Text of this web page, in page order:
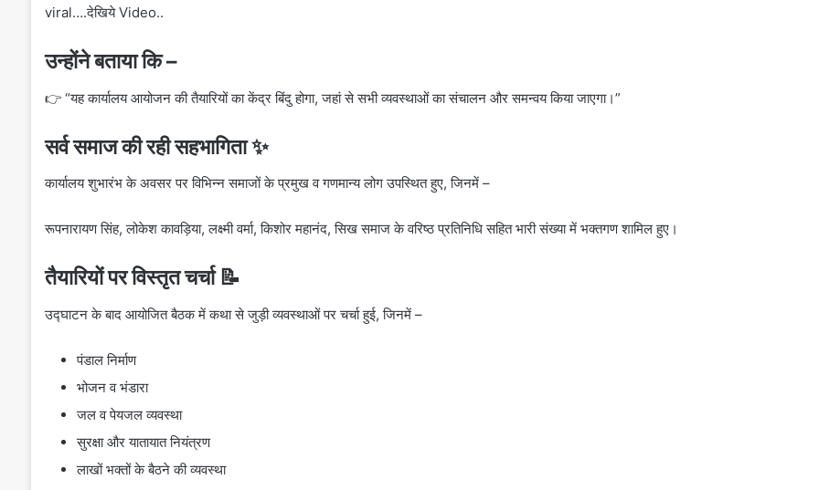
viral….देखिये Video..
उन्होंने बताया कि –
👉 “यह कार्यालय आयोजन की तैयारियों का केंद्र बिंदु होगा, जहां से सभी व्यवस्थाओं का संचालन और समन्वय किया जाएगा।”
सर्व समाज की रही सहभागिता ✨
कार्यालय शुभारंभ के अवसर पर विभिन्न समाजों के प्रमुख व गणमान्य लोग उपस्थित हुए, जिनमें –
रूपनारायण सिंह, लोकेश कावड़िया, लक्ष्मी वर्मा, किशोर महानंद, सिख समाज के वरिष्ठ प्रतिनिधि सहित भारी संख्या में भक्तगण शामिल हुए।
तैयारियों पर विस्तृत चर्चा 📝
उद्घाटन के बाद आयोजित बैठक में कथा से जुड़ी व्यवस्थाओं पर चर्चा हुई, जिनमें –
पंडाल निर्माण
भोजन व भंडारा
जल व पेयजल व्यवस्था
सुरक्षा और यातायात नियंत्रण
लाखों भक्तों के बैठने की व्यवस्था